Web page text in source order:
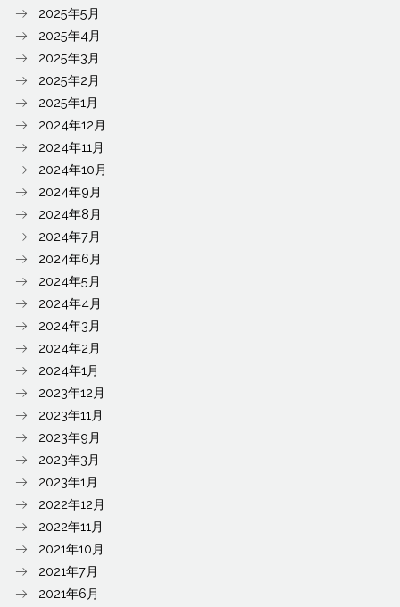
2025年5月
2025年4月
2025年3月
2025年2月
2025年1月
2024年12月
2024年11月
2024年10月
2024年9月
2024年8月
2024年7月
2024年6月
2024年5月
2024年4月
2024年3月
2024年2月
2024年1月
2023年12月
2023年11月
2023年9月
2023年3月
2023年1月
2022年12月
2022年11月
2021年10月
2021年7月
2021年6月